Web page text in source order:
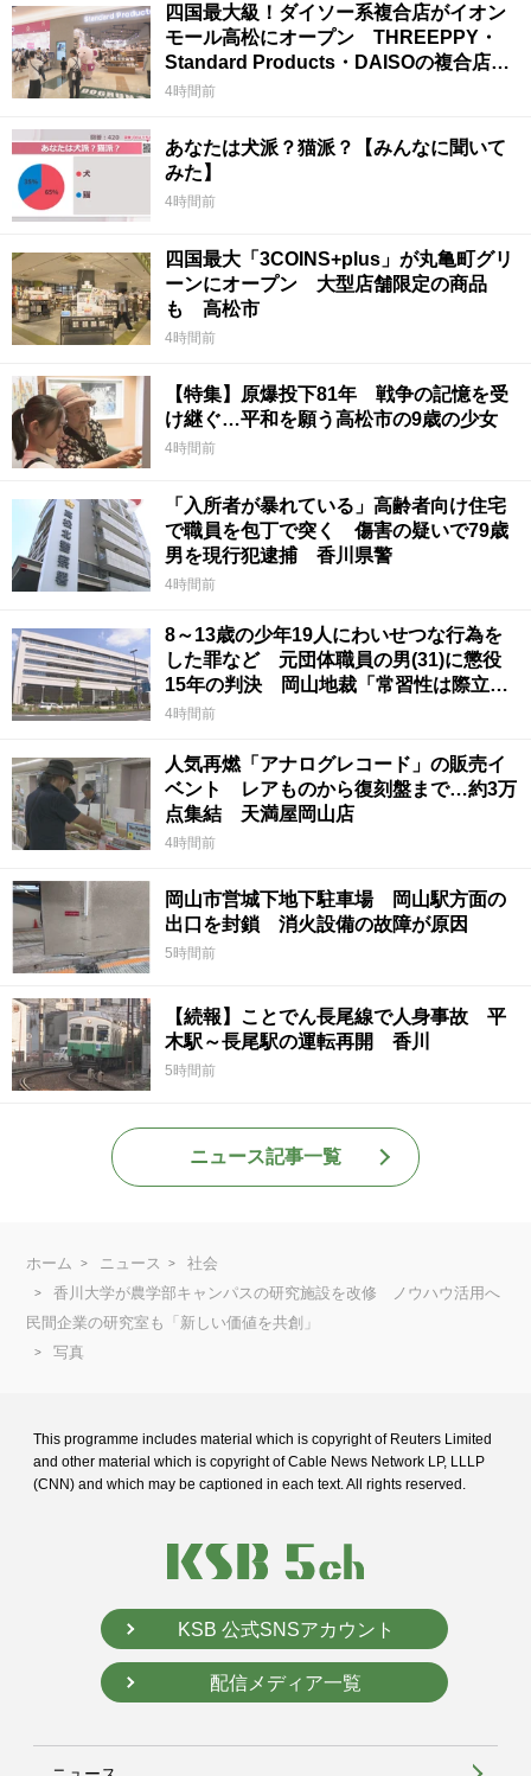
四国最大級！ダイソー系複合店がイオン
モール高松にオープン THREEPPY・
Standard Products・DAISOの複合店は
香川県初
4時間前
あなたは犬派？猫派？【みんなに聞いて
みた】
4時間前
四国最大「3COINS+plus」が丸亀町グリ
ーンにオープン 大型店舗限定の商品
も 高松市
4時間前
【特集】原爆投下81年 戦争の記憶を受
け継ぐ…平和を願う高松市の9歳の少女
4時間前
「入所者が暴れている」高齢者向け住宅
で職員を包丁で突く 傷害の疑いで79歳
男を現行犯逮捕 香川県警
4時間前
8～13歳の少年19人にわいせつな行為を
した罪など 元団体職員の男(31)に懲役
15年の判決 岡山地裁「常習性は際立っ
ていて被害結果も非常に重い」
4時間前
人気再燃「アナログレコード」の販売イ
ベント レアものから復刻盤まで…約3万
点集結 天満屋岡山店
4時間前
岡山市営城下地下駐車場 岡山駅方面の
出口を封鎖 消火設備の故障が原因
5時間前
【続報】ことでん長尾線で人身事故 平
木駅～長尾駅の運転再開 香川
5時間前
ニュース記事一覧
ホーム ニュース
社会
香川大学が農学部キャンパスの研究施設を改修 ノウハウ活用へ
民間企業の研究室も「新しい価値を共創」
写真
This programme includes material which is copyright of Reuters Limited
and other material which is copyright of Cable News Network LP, LLLP
(CNN) and which may be captioned in each text. All rights reserved.
KSB 公式SNSアカウント
配信メディア一覧